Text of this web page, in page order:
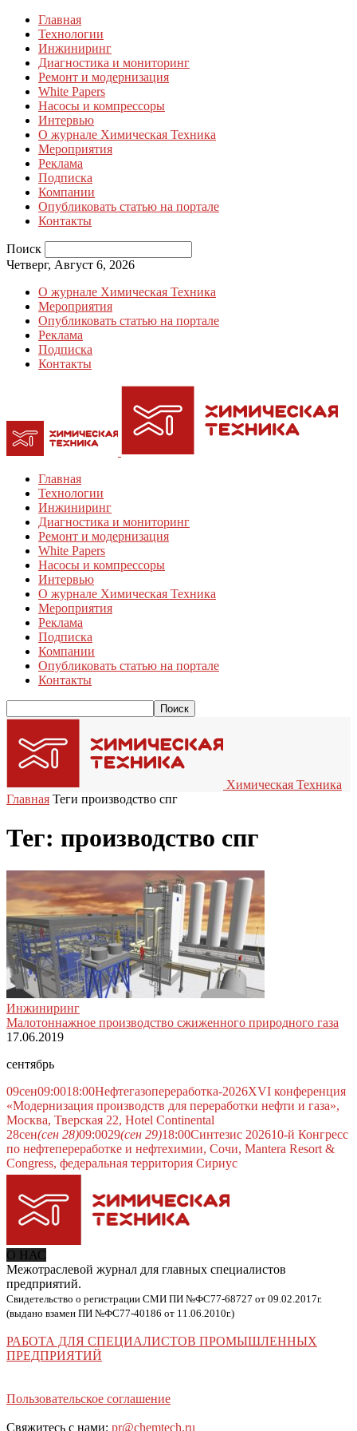
Главная
Технологии
Инжиниринг
Диагностика и мониторинг
Ремонт и модернизация
White Papers
Насосы и компрессоры
Интервью
О журнале Химическая Техника
Мероприятия
Реклама
Подписка
Компании
Опубликовать статью на портале
Контакты
Поиск
Четверг, Август 6, 2026
О журнале Химическая Техника
Мероприятия
Опубликовать статью на портале
Реклама
Подписка
Контакты
Главная
Технологии
Инжиниринг
Диагностика и мониторинг
Ремонт и модернизация
White Papers
Насосы и компрессоры
Интервью
О журнале Химическая Техника
Мероприятия
Реклама
Подписка
Компании
Опубликовать статью на портале
Контакты
Химическая Техника
Главная Теги производство спг
Тег: производство спг
Инжиниринг
Малотоннажное производство сжиженного природного газа
17.06.2019
сентябрь
09сен09:0018:00Нефтегазопереработка-2026XVI конференция
«Модернизация производств для переработки нефти и газа»,
Москва, Тверская 22, Hotel Continental
28сен(сен 28)09:0029(сен 29)18:00Синтезис 202610-й Конгресс
по нефтепереработке и нефтехимии, Сочи, Mantera Resort &
Congress, федеральная территория Сириус
О НАС
Межотраслевой журнал для главных специалистов
предприятий.
Свидетельство о регистрации СМИ ПИ №ФС77-68727 от 09.02.2017г.
(выдано взамен ПИ №ФС77-40186 от 11.06.2010г.)
РАБОТА ДЛЯ СПЕЦИАЛИСТОВ ПРОМЫШЛЕННЫХ
ПРЕДПРИЯТИЙ
Пользовательское соглашение
Свяжитесь с нами: pr@chemtech.ru